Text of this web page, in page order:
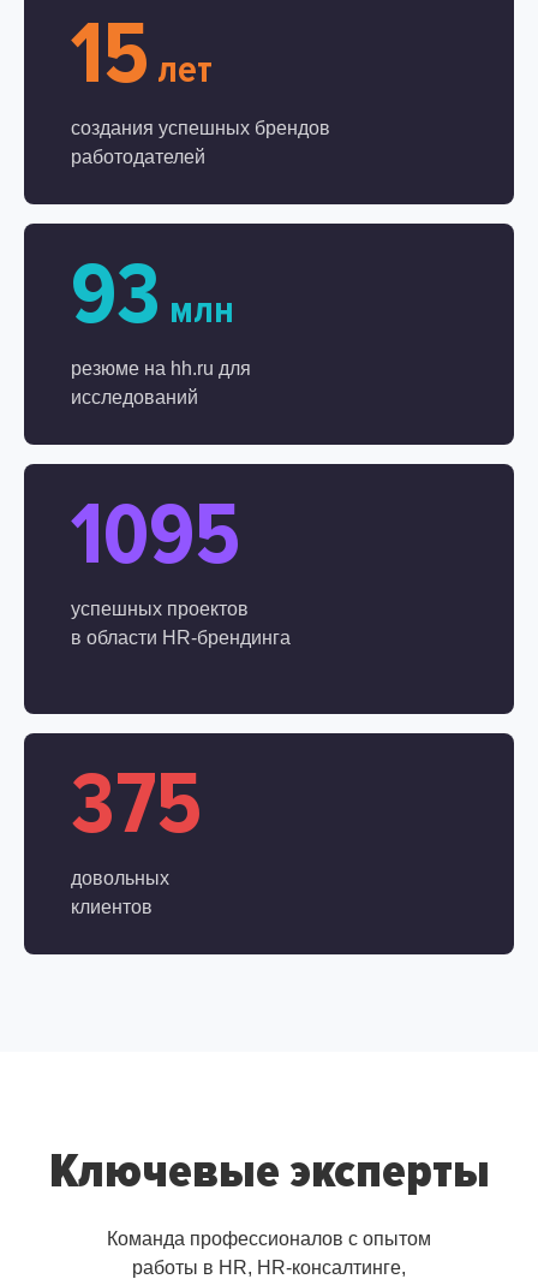
15 лет
создания успешных брендов
работодателей
93 млн
резюме на hh.ru для
исследований
1095
успешных проектов
в области HR-брендинга
375
довольных
клиентов
Ключевые эксперты
Команда профессионалов с опытом
работы в HR, HR-консалтинге,